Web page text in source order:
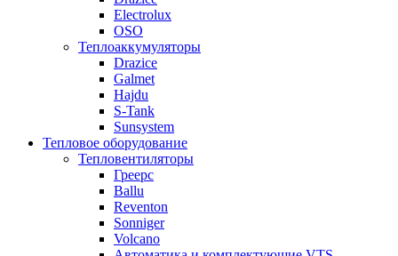
Electrolux
OSO
Теплоаккумуляторы
Drazice
Galmet
Hajdu
S-Tank
Sunsystem
Тепловое оборудование
Тепловентиляторы
Греерс
Ballu
Reventon
Sonniger
Volcano